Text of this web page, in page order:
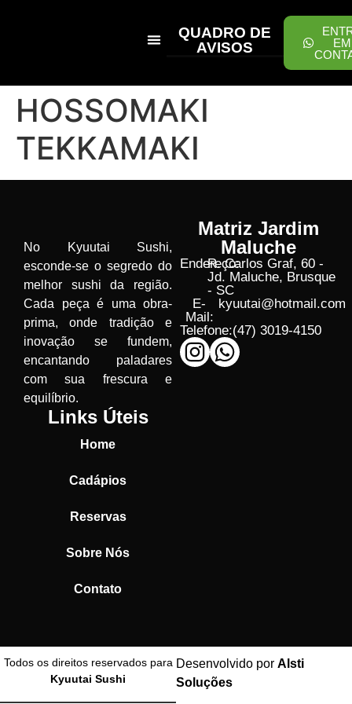
QUADRO DE
AVISOS
EM
HOSSOMAKI
TEKKAMAKI
No Kyuutai Sushi,
esconde-se o segredo do
melhor sushi da região.
Cada peça é uma obra-
prima, onde tradição e
inovação se fundem,
encantando paladares
com sua frescura e
equilíbrio.
Links Úteis
Home
Cadápios
Reservas
Sobre Nós
Contato
Matriz Jardim
Maluche
Endereço:
R. Carlos Graf, 60 -
Jd. Maluche, Brusque
- SC
E-
Mail:
kyuutai@hotmail.com
Telefone:(47) 3019-4150
Todos os direitos reservados para
Kyuutai Sushi
Desenvolvido por Alsti
Soluções